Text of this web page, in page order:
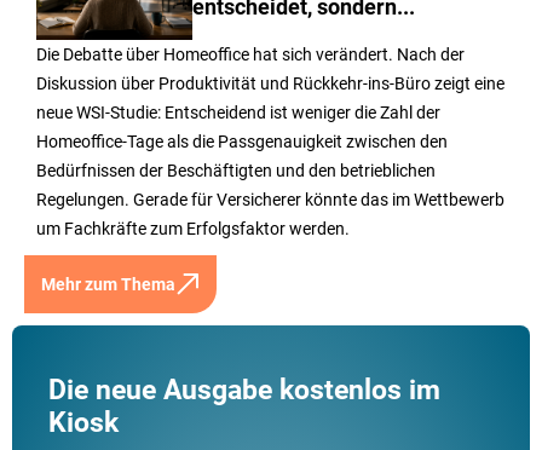
entscheidet, sondern...
Die Debatte über Homeoffice hat sich verändert. Nach der
Diskussion über Produktivität und Rückkehr-ins-Büro zeigt eine
neue WSI-Studie: Entscheidend ist weniger die Zahl der
Homeoffice-Tage als die Passgenauigkeit zwischen den
Bedürfnissen der Beschäftigten und den betrieblichen
Regelungen. Gerade für Versicherer könnte das im Wettbewerb
um Fachkräfte zum Erfolgsfaktor werden.
Mehr zum Thema
Die neue Ausgabe kostenlos im
Kiosk